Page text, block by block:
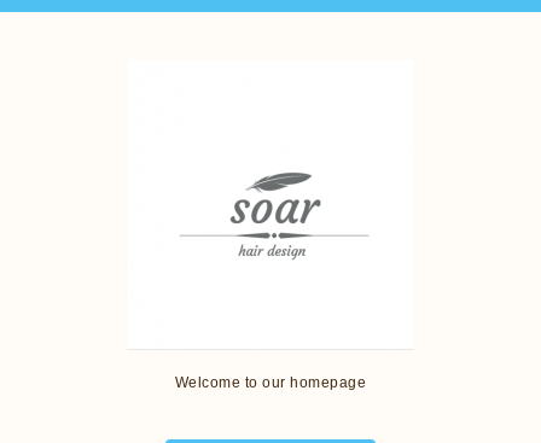
Welcome to our homepage